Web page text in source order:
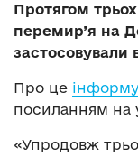
Протягом трьох
перемир’я на
застосовували
Про це
посиланням на
«Упродовж